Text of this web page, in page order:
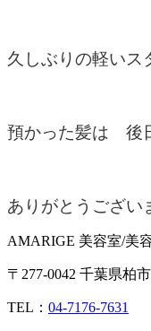
久しぶりの軽い
預かった髪は 後
ありがとうござい
AMARIGE 美容室/美
〒277-0042 千葉県柏
TEL： 04-7176-7631